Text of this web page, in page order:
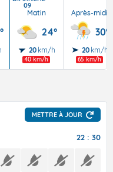
09
Matin
24°
20 km/h
40 km/h
Après-midi
30°
20 km/h
65 km/h
METTRE À JOUR
22 : 30